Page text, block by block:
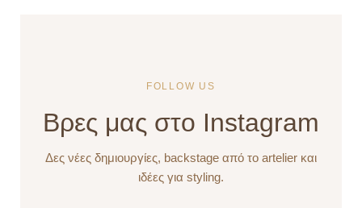
FOLLOW US
Βρες μας στο Instagram
Δες νέες δημιουργίες, backstage από το artelier και
ιδέες για styling.